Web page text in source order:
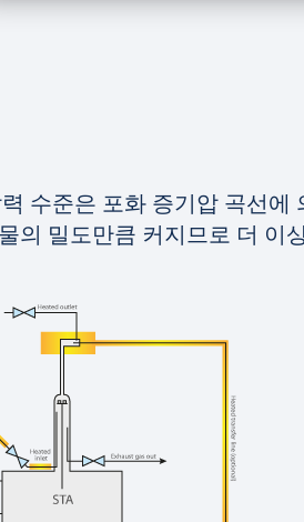
수준은 포화 증기압 곡선
의 밀도만큼 커지므로 더 이